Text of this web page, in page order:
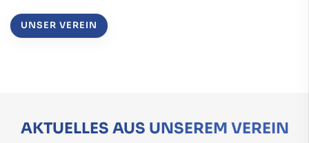
UNSER VEREIN
AKTUELLES AUS UNSEREM VEREIN